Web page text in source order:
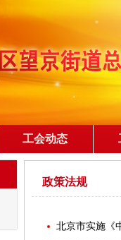
工会动态
政策法规
北京市实施《